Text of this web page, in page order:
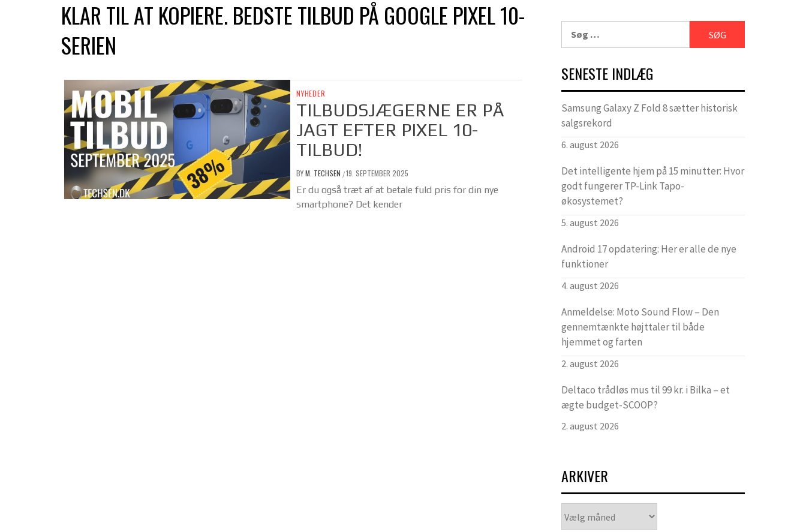
KLAR TIL AT KOPIERE. BEDSTE TILBUD PÅ GOOGLE PIXEL 10-
SERIEN
NYHEDER
TILBUDSJÆGERNE ER PÅ
JAGT EFTER PIXEL 10-
TILBUD!
BYM. TECHSEN /19. SEPTEMBER 2025
Er du også træt af at betale fuld pris for din nye
smartphone? Det kender
efter:
SENESTE INDLÆG
Samsung Galaxy Z Fold 8 sætter historisk
salgsrekord
6. august 2026
Det intelligente hjem på 15 minutter: Hvor
godt fungerer TP-Link Tapo-
økosystemet?
5. august 2026
Android 17 opdatering: Her er alle de nye
funktioner
4. august 2026
Anmeldelse: Moto Sound Flow – Den
gennemtænkte højttaler til både
hjemmet og farten
2. august 2026
Deltaco trådløs mus til 99 kr. i Bilka – et
ægte budget-SCOOP?
2. august 2026
ARKIVER